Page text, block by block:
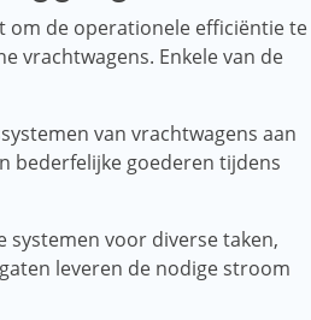
om de operationele efficiëntie te
vrachtwagens. Enkele van de
van vrachtwagens aan
bederfelijke goederen tijdens
systemen voor diverse taken,
leveren de nodige stroom